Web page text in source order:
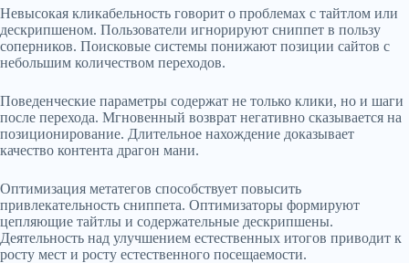
Невысокая кликабельность говорит о проблемах с тайтлом или
дескрипшеном. Пользователи игнорируют сниппет в пользу
соперников. Поисковые системы понижают позиции сайтов с
небольшим количеством переходов.
Поведенческие параметры содержат не только клики, но и шаги
после перехода. Мгновенный возврат негативно сказывается на
позиционирование. Длительное нахождение доказывает
качество контента драгон мани.
Оптимизация метатегов способствует повысить
привлекательность сниппета. Оптимизаторы формируют
цепляющие тайтлы и содержательные дескрипшены.
Деятельность над улучшением естественных итогов приводит к
росту мест и росту естественного посещаемости.